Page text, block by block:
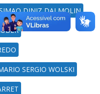
DINIZ DALMOLIN
SERGIO WOLSKI